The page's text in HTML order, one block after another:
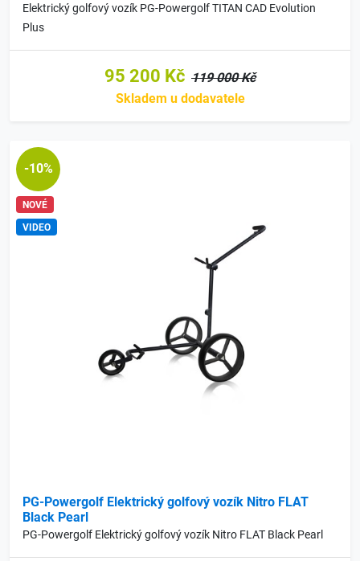
Elektrický golfový vozík PG-Powergolf TITAN CAD Evolution
Plus
95 200 Kč 119 000 Kč
Skladem u dodavatele
-10%
NOVÉ
VIDEO
PG-Powergolf Elektrický golfový vozík Nitro FLAT
Black Pearl
PG-Powergolf Elektrický golfový vozík Nitro FLAT Black Pearl